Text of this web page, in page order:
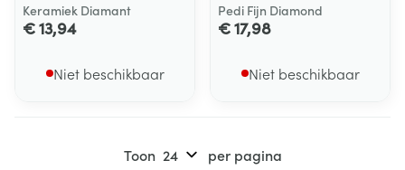
Keramiek Diamant
€ 13,94
Niet beschikbaar
Pedi Fijn Diamond
€ 17,98
Niet beschikbaar
Toon per pagina